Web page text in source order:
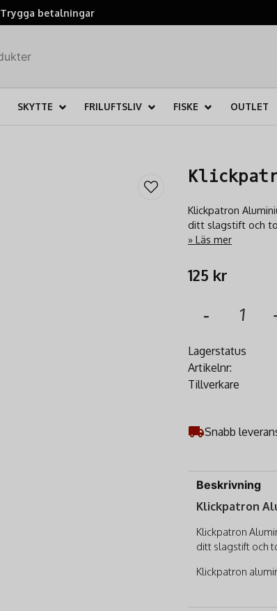
Trygga betalningar
SKYTTE FRILUFTSLIV FISKE OUTLET
Klickpatron
ditt slagstift och
Läs mer
125 kr
-
Lagerstatus
Artikelnr:
Tillverkare
Snabb
Beskrivning
Klickpatron
Klickpatron
ditt slagstift och
Klickpatron